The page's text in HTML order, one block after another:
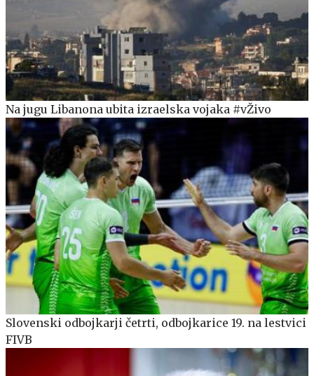
Na jugu Libanona ubita izraelska vojaka #vŽivo
Slovenski odbojkarji četrti, odbojkarice 19. na lestvici
FIVB